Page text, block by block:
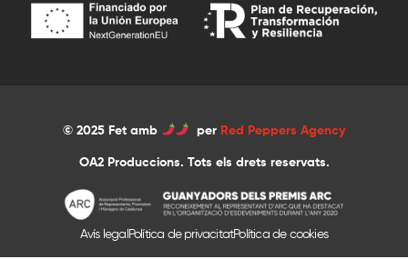
© 2025 Fet amb per Red Peppers Agency
OA2 Produccions. Tots els drets reservats.
Avís legal Política de privacitatPolítica de cookies